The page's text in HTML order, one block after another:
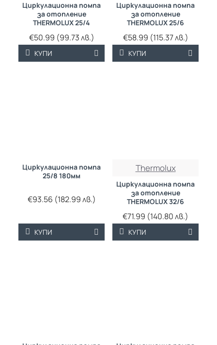
Циркулационна помпа
за отопление
THERMOLUX 25/4
€50.99 (99.73 лв.)
КУПИ
Циркулационна помпа
за отопление
THERMOLUX 25/6
€58.99 (115.37 лв.)
КУПИ
Циркулационна помпа
25/8 180мм
€93.56 (182.99 лв.)
КУПИ
Thermolux
Циркулационна помпа
за отопление
THERMOLUX 32/6
€71.99 (140.80 лв.)
КУПИ